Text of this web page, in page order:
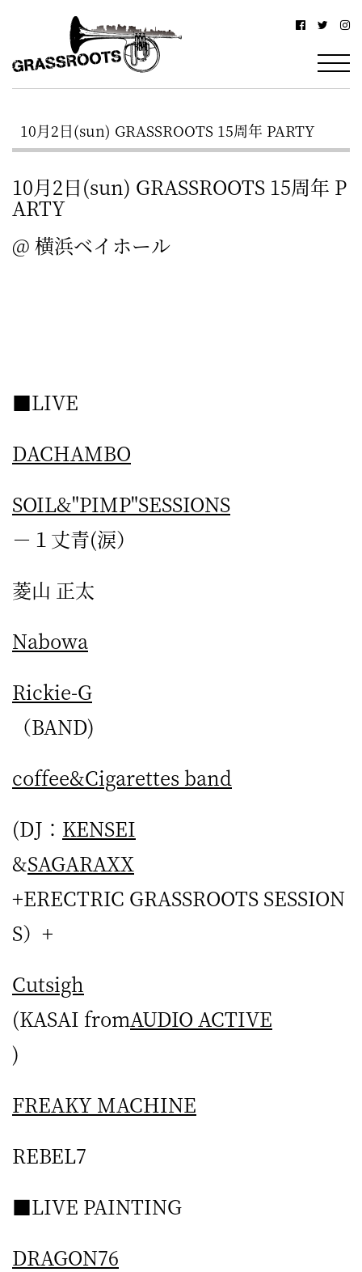
浜
グ
ス
ル
ー
ツ
–
駅
北
西
口
か
ら
徒
歩
屋
町
に
あ
る
ダ
イ
ニ
ン
グ
バ
ー
10月2日(sun) GRASSROOTS 15周年 PARTY
10月2日(sun) GRASSROOTS 15周年 P
ARTY
@ 横浜ベイホール
■LIVE
DACHAMBO
SOIL&"PIMP"SESSIONS
－１丈青(涙）
菱山 正太
Nabowa
Rickie-G
（BAND)
coffee&Cigarettes band
(DJ： KENSEI
&SAGARAXX
+ERECTRIC GRASSROOTS SESSION
S）+
Cutsigh
(KASAI fromAUDIO ACTIVE
)
FREAKY MACHINE
REBEL7
■LIVE PAINTING
DRAGON76